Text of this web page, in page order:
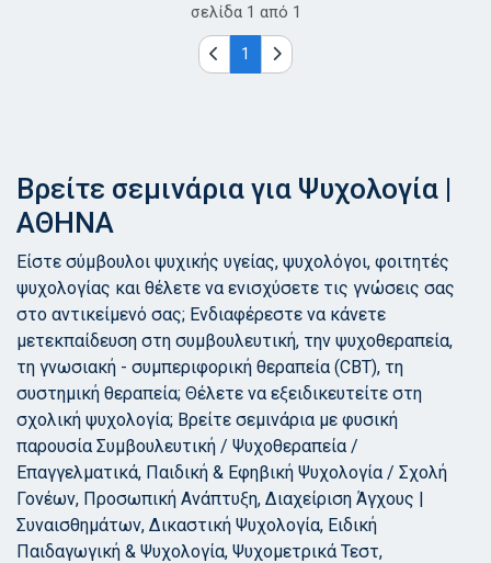
σελίδα 1 από 1
1
Βρείτε σεμινάρια για Ψυχολογία |
ΑΘΗΝΑ
Είστε σύμβουλοι ψυχικής υγείας, ψυχολόγοι, φοιτητές
ψυχολογίας και θέλετε να ενισχύσετε τις γνώσεις σας
στο αντικείμενό σας; Ενδιαφέρεστε να κάνετε
μετεκπαίδευση στη συμβουλευτική, την ψυχοθεραπεία,
τη γνωσιακή - συμπεριφορική θεραπεία (CBT), τη
συστημική θεραπεία; Θέλετε να εξειδικευτείτε στη
σχολική ψυχολογία; Βρείτε σεμινάρια με φυσική
παρουσία Συμβουλευτική / Ψυχοθεραπεία /
Επαγγελματικά, Παιδική & Εφηβική Ψυχολογία / Σχολή
Γονέων, Προσωπική Ανάπτυξη, Διαχείριση Άγχους |
Συναισθημάτων, Δικαστική Ψυχολογία, Ειδική
Παιδαγωγική & Ψυχολογία, Ψυχομετρικά Τεστ,